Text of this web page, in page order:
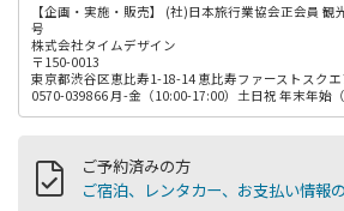
【企画・実施・販売】
(社)日本旅行業協会正会員 観
号
株式会社タイムデザイン
〒150-0013
東京都渋谷区恵比寿1-18-14 恵比寿ファーストスクエ
0570-039866 月-金（10:00-17:00）土日祝 年末年始
ご予約済みの方
ご宿泊、レンタカー、お支払い情報